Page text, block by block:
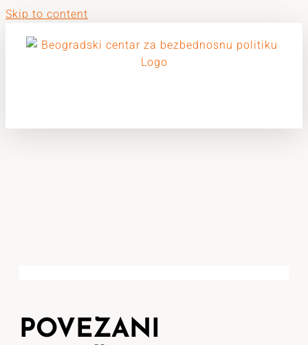
Skip to content
POVEZANI